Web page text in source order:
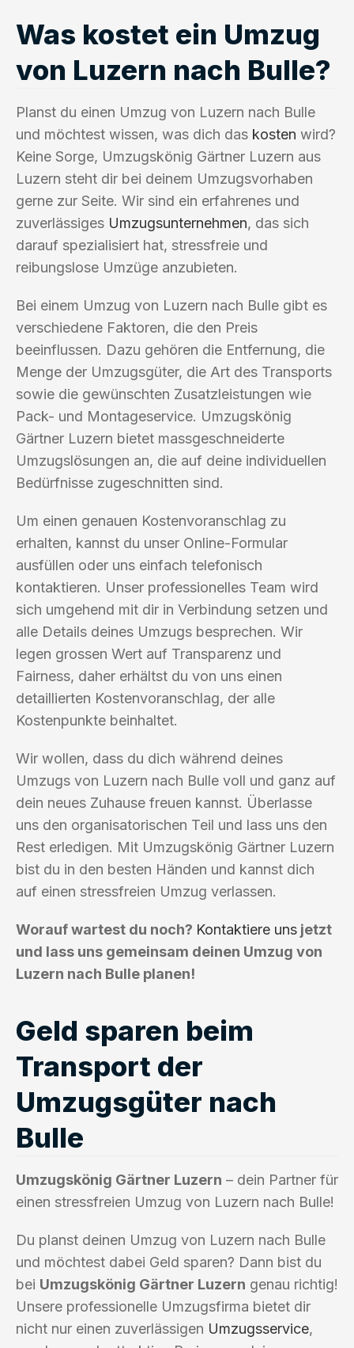
Was kostet ein Umzug
von Luzern nach Bulle?
Planst du einen Umzug von Luzern nach Bulle
und möchtest wissen, was dich das kosten wird?
Keine Sorge, Umzugskönig Gärtner Luzern aus
Luzern steht dir bei deinem Umzugsvorhaben
gerne zur Seite. Wir sind ein erfahrenes und
zuverlässiges Umzugsunternehmen, das sich
darauf spezialisiert hat, stressfreie und
reibungslose Umzüge anzubieten.
Bei einem Umzug von Luzern nach Bulle gibt es
verschiedene Faktoren, die den Preis
beeinflussen. Dazu gehören die Entfernung, die
Menge der Umzugsgüter, die Art des Transports
sowie die gewünschten Zusatzleistungen wie
Pack- und Montageservice. Umzugskönig
Gärtner Luzern bietet massgeschneiderte
Umzugslösungen an, die auf deine individuellen
Bedürfnisse zugeschnitten sind.
Um einen genauen Kostenvoranschlag zu
erhalten, kannst du unser Online-Formular
ausfüllen oder uns einfach telefonisch
kontaktieren. Unser professionelles Team wird
sich umgehend mit dir in Verbindung setzen und
alle Details deines Umzugs besprechen. Wir
legen grossen Wert auf Transparenz und
Fairness, daher erhältst du von uns einen
detaillierten Kostenvoranschlag, der alle
Kostenpunkte beinhaltet.
Wir wollen, dass du dich während deines
Umzugs von Luzern nach Bulle voll und ganz auf
dein neues Zuhause freuen kannst. Überlasse
uns den organisatorischen Teil und lass uns den
Rest erledigen. Mit Umzugskönig Gärtner Luzern
bist du in den besten Händen und kannst dich
auf einen stressfreien Umzug verlassen.
Worauf wartest du noch? Kontaktiere uns jetzt
und lass uns gemeinsam deinen Umzug von
Luzern nach Bulle planen!
Geld sparen beim
Transport der
Umzugsgüter nach
Bulle
Umzugskönig Gärtner Luzern – dein Partner für
einen stressfreien Umzug von Luzern nach Bulle!
Du planst deinen Umzug von Luzern nach Bulle
und möchtest dabei Geld sparen? Dann bist du
bei Umzugskönig Gärtner Luzern genau richtig!
Unsere professionelle Umzugsfirma bietet dir
nicht nur einen zuverlässigen Umzugsservice,